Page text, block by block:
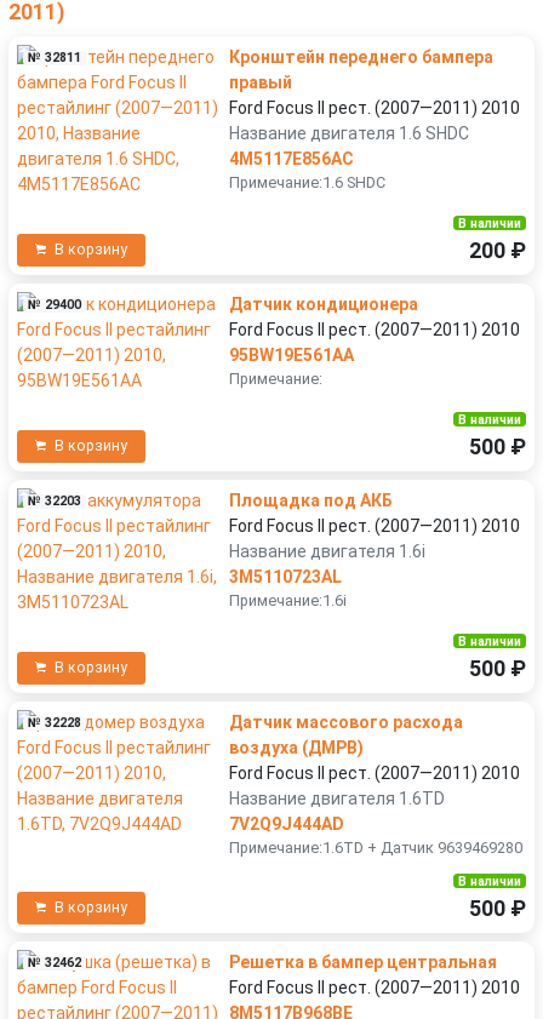
2011)
№ 32811
Кронштейн переднего бампера
правый
Ford Focus II рест. (2007—2011) 2010
Название двигателя 1.6 SHDC
4M5117E856AC
Примечание:1.6 SHDC
В корзину
В наличии
200 ₽
№ 29400
Датчик кондиционера
Ford Focus II рест. (2007—2011) 2010
95BW19E561AA
Примечание:
В корзину
В наличии
500 ₽
№ 32203
Площадка под АКБ
Ford Focus II рест. (2007—2011) 2010
Название двигателя 1.6i
3M5110723AL
Примечание:1.6i
В корзину
В наличии
500 ₽
№ 32228
Датчик массового расхода
воздуха (ДМРВ)
Ford Focus II рест. (2007—2011) 2010
Название двигателя 1.6TD
7V2Q9J444AD
Примечание:1.6TD + Датчик 9639469280
В корзину
В наличии
500 ₽
№ 32462
Решетка в бампер центральная
Ford Focus II рест. (2007—2011) 2010
8M5117B968BE